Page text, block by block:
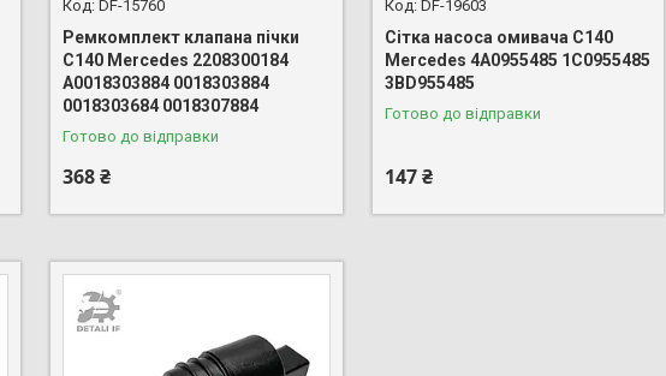
DF-15760
Ремкомплект клапана пічки
C140 Mercedes 2208300184
A0018303884 0018303884
0018303684 0018307884
Готово до відправки
368 ₴
DF-19603
Сітка насоса омивача C140
Mercedes 4A0955485 1C0955485
3BD955485
Готово до відправки
147 ₴